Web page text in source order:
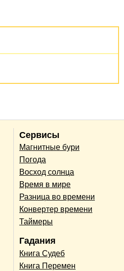
Сервисы
Магнитные бури
Погода
Восход солнца
Время в мире
Разница во времени
Конвертер времени
Таймеры
Гадания
Книга Судеб
Книга Перемен